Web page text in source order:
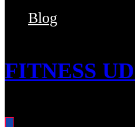
Blog
FITNESS